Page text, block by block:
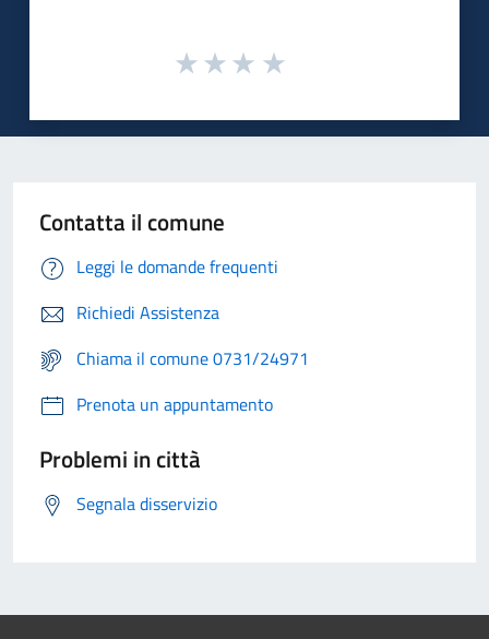
Contatta il comune
Leggi le domande frequenti
Richiedi Assistenza
Chiama il comune 0731/24971
Prenota un appuntamento
Problemi in città
Segnala disservizio